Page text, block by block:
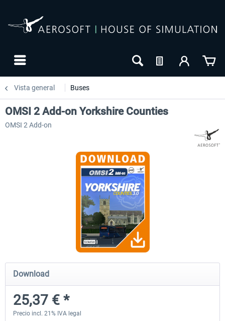
Vista general Buses
OMSI 2 Add-on Valiant Citybus 7700
Hybrid
12,19 € *
OMSI 2 Add-on IVECO Bus
OMSI 2 Add-on Yorkshire Counties
OMSI 2 Add-on
Download
25,37 € *
Precio incl. 21% IVA legal